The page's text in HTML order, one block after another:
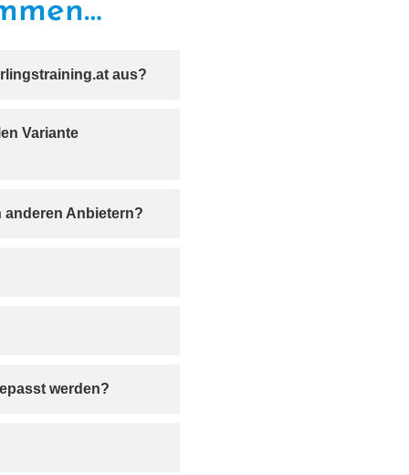
aus?
Variante
Anbietern?
werden?